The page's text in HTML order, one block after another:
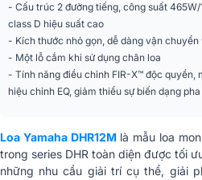
Ứng dụng mở rộng
Màu sắc
Chất liệu Gỗ ép
Bi-
Tần số chéo
1,8
- Cấu trúc 2 đường tiếng, công suất
class D hiệu suất cao
- Kích thước nhỏ gọn, dễ dàng vận chuyển
- Một lỗ cắm khi sử dụng chân loa
- Tính năng điều chỉnh FIR-X™ độc quyền,
hiệu chỉnh EQ, giảm thiểu sự biến dạng pha
Loa Yamaha DHR12Mlà mẫu loa
trong series DHR toàn diện được tối
những nhu cầu giải trí cụ thể, giải